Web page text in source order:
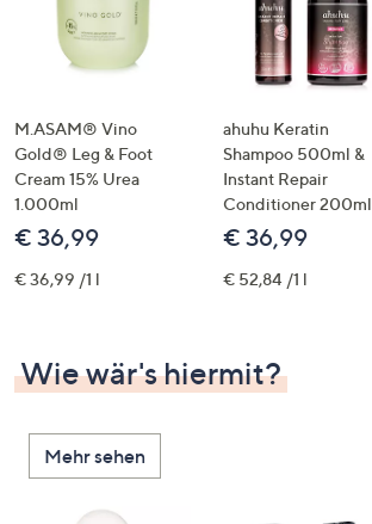
M.ASAM® Vino
Gold® Leg & Foot
Cream 15% Urea
1.000ml
€ 36,99
€ 36,99 /1 l
ahuhu Keratin
Shampoo 500ml &
Instant Repair
Conditioner 200ml
€ 36,99
€ 52,84 /1 l
Wie wär's hiermit?
Mehr sehen